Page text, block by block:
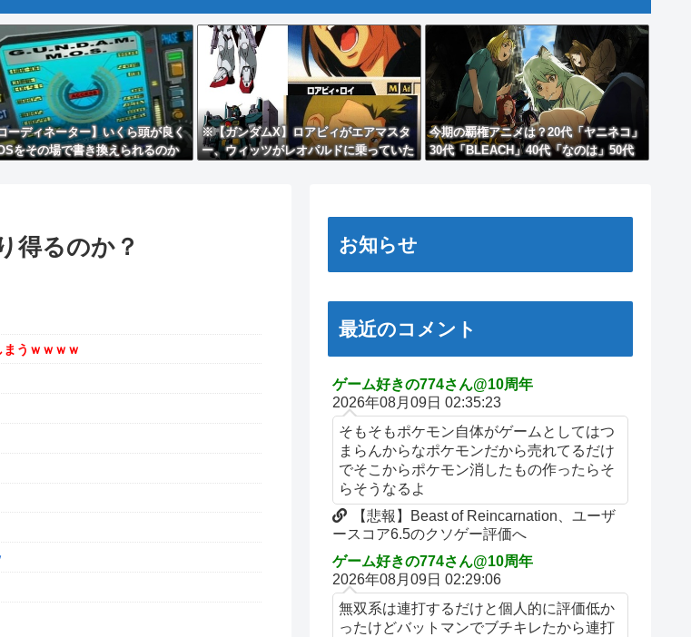
ーディネーター】いくら頭が良く
をその場で書き換えられるのか
※【ガンダムX】ロアビィがエアマスタ
ー、ウィッツがレオパルドに乗っていた
今期の覇権アニメは？20代「ヤニネコ」
30代「BLEACH」40代「なのは」50代
得るのか？
うｗｗｗｗ
お知らせ
最近のコメント
ゲーム好きの774さん@10周年
2026年08月09日 02:35:23
そもそもポケモン自体がゲームとしてはつ
まらんからなポケモンだから売れてるだけ
でそこからポケモン消したもの作ったらそ
らそうなるよ
【悲報】Beast of Reincarnation、ユーザ
ースコア6.5のクソゲー評価へ
ゲーム好きの774さん@10周年
2026年08月09日 02:29:06
無双系は連打するだけと個人的に評価低か
ったけどバットマンでブチキレたから連打